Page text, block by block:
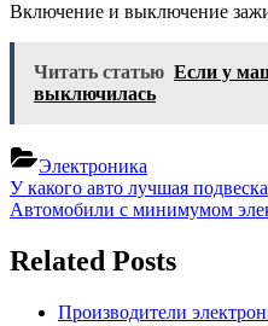
Включение и выключение
Читать статью Если у
выключилась
Электроника
Навигация
по
записям
Previous
Post:
У какого авто лучшая подвеска
Next
Автомобили с минимумом
Related Posts
Производители